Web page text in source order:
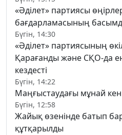
«Әділет» партиясы
бағдарламасының
Бүгін, 14:30
«Әділет» партиясының
Қарағанды және СҚО-да
кездесті
Бүгін, 14:22
Маңғыстаудағы мұнай
Бүгін, 12:58
Жайық өзенінде батып
құтқарылды